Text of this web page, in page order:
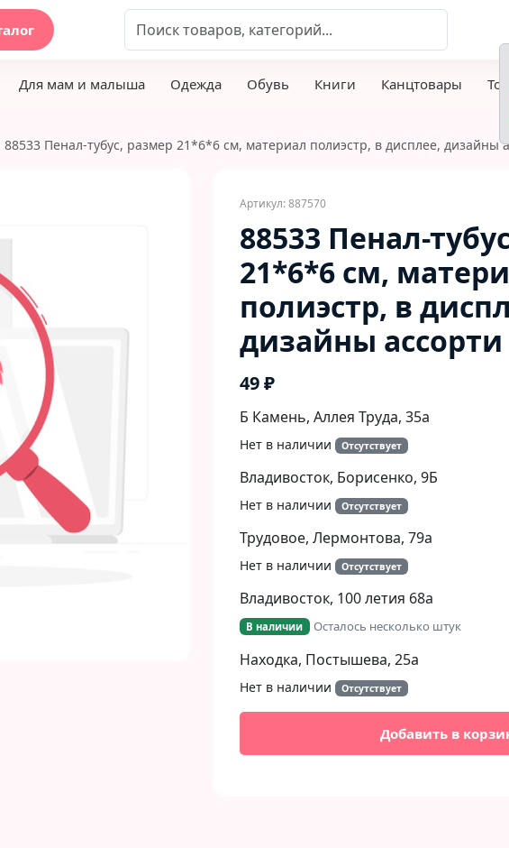
Для мам и малыша Одежда Обувь Книги Канцтовары
88533 Пенал-тубус, размер 21*6*6 см, материал полиэстр, в дисплее, дизайны
Артикул: 887570
88533 Пенал-
21*6*6 см,
полиэстр, в
дизайны ассорти
49 ₽
Б Камень, Аллея Труда, 35а
Нет в наличии Отсутствует
Владивосток, Борисенко, 9Б​
Нет в наличии Отсутствует
Трудовое, Лермонтова, 79а
Нет в наличии Отсутствует
Владивосток, 100 летия 68а
В наличии Осталось несколько штук
Находка, Постышева, 25а
Нет в наличии Отсутствует
Добавить в